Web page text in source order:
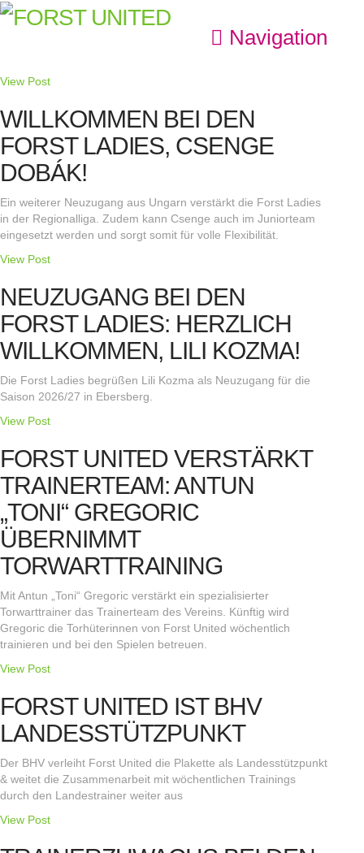
Navigation
View Post
WILLKOMMEN BEI DEN
FORST LADIES, CSENGE
DOBÁK!
Ein weiterer Neuzugang aus Ungarn verstärkt die Forst Ladies
in der Regionalliga. Zudem kann Csenge auch im Juniorteam
eingesetzt werden und sorgt somit für volle Flexibilität.
View Post
NEUZUGANG BEI DEN
FORST LADIES: HERZLICH
WILLKOMMEN, LILI KOZMA!
Die Forst Ladies begrüßen Lili Kozma als Neuzugang für die
Saison 2026/27 in Ebersberg.
View Post
FORST UNITED VERSTÄRKT
TRAINERTEAM: ANTUN
„TONI“ GREGORIC
ÜBERNIMMT
TORWARTTRAINING
Mit Antun „Toni“ Gregoric verstärkt ein spezialisierter
Torwarttrainer das Trainerteam des Vereins. Künftig wird
Gregoric die Torhüterinnen von Forst United wöchentlich
trainieren und bei den Spielen betreuen.
View Post
FORST UNITED IST BHV
LANDESSTÜTZPUNKT
Der BHV verleiht Forst United die Plakette als Landesstützpunkt
& weitet die Zusammenarbeit mit wöchentlichen Trainings
durch den Landestrainer weiter aus
View Post